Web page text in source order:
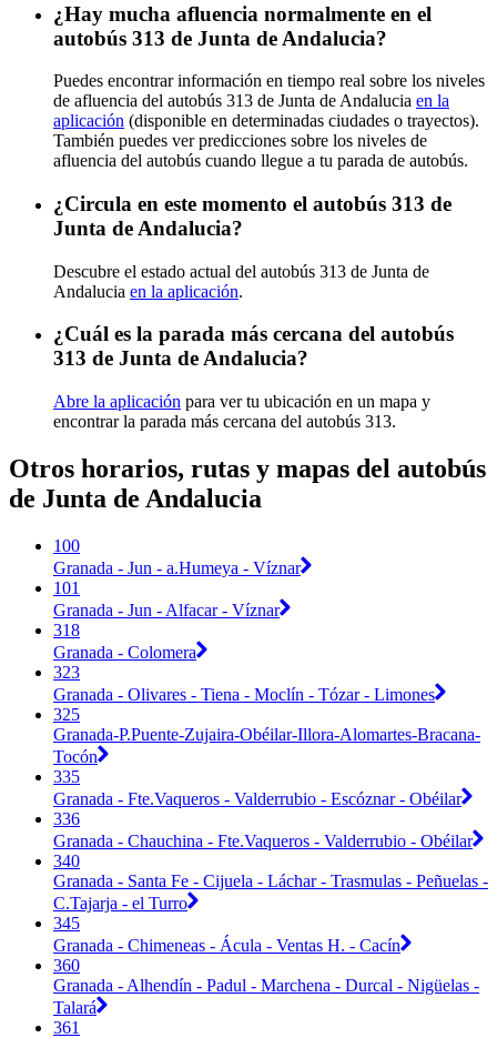
¿Hay mucha afluencia normalmente en el
autobús 313 de Junta de Andalucia?
Puedes encontrar información en tiempo real sobre los niveles
de afluencia del autobús 313 de Junta de Andalucia en la
aplicación (disponible en determinadas ciudades o trayectos).
También puedes ver predicciones sobre los niveles de
afluencia del autobús cuando llegue a tu parada de autobús.
¿Circula en este momento el autobús 313 de
Junta de Andalucia?
Descubre el estado actual del autobús 313 de Junta de
Andalucia en la aplicación.
¿Cuál es la parada más cercana del autobús
313 de Junta de Andalucia?
Abre la aplicación para ver tu ubicación en un mapa y
encontrar la parada más cercana del autobús 313.
Otros horarios, rutas y mapas del autobús
de Junta de Andalucia
100
Granada - Jun - a.Humeya - Víznar
101
Granada - Jun - Alfacar - Víznar
318
Granada - Colomera
323
Granada - Olivares - Tiena - Moclín - Tózar - Limones
325
Granada-P.Puente-Zujaira-Obéilar-Illora-Alomartes-Bracana-
Tocón
335
Granada - Fte.Vaqueros - Valderrubio - Escóznar - Obéilar
336
Granada - Chauchina - Fte.Vaqueros - Valderrubio - Obéilar
340
Granada - Santa Fe - Cijuela - Láchar - Trasmulas - Peñuelas -
C.Tajarja - el Turro
345
Granada - Chimeneas - Ácula - Ventas H. - Cacín
360
Granada - Alhendín - Padul - Marchena - Durcal - Nigüelas -
Talará
361